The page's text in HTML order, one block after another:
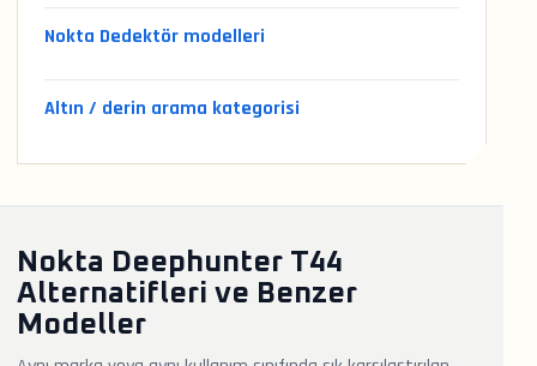
Nokta Dedektör modelleri
Altın / derin arama kategorisi
Nokta Deephunter T44
Alternatifleri ve Benzer
Modeller